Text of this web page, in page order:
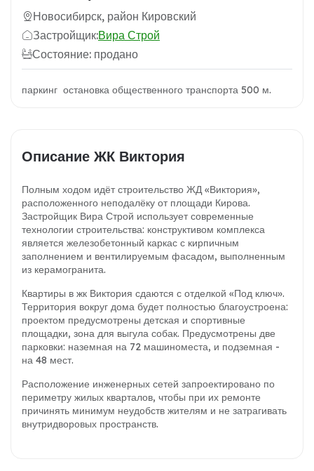
Новосибирск, район Кировский
Застройщик:Вира Строй
Состояние: продано
паркинг остановка общественного транспорта 500 м.
Описание ЖК Виктория
Полным ходом идёт строительство ЖД «Виктория»,
расположенного неподалёку от площади Кирова.
Застройщик Вира Строй использует современные
технологии строительства: конструктивом комплекса
является железобетонный каркас с кирпичным
заполнением и вентилируемым фасадом, выполненным
из керамогранита.
Квартиры в жк Виктория сдаются с отделкой «Под ключ».
Территория вокруг дома будет полностью благоустроена:
проектом предусмотрены детская и спортивные
площадки, зона для выгула собак. Предусмотрены две
парковки: наземная на 72 машиноместа, и подземная -
на 48 мест.
Расположение инженерных сетей запроектировано по
периметру жилых кварталов, чтобы при их ремонте
причинять минимум неудобств жителям и не затрагивать
внутридворовых пространств.